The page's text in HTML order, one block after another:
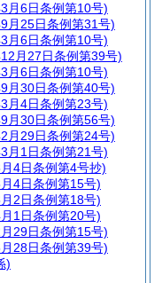
月6日条例第10号)
月25日条例第31号)
月6日条例第10号)
月27日条例第39号)
月6日条例第10号)
月30日条例第40号)
月4日条例第23号)
月30日条例第56号)
月29日条例第24号)
月1日条例第21号)
4日条例第4号抄)
4日条例第15号)
2日条例第18号)
1日条例第20号)
29日条例第15号)
28日条例第39号)
)